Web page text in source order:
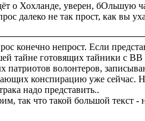
о Хохланде, уверен, бОльшую
далеко не так прост, как вы
конечно непрост. Если
тайне готовящих тайники с
патриотов волонтеров,
конспирацию уже
надо представить..
так что такой большой текст -